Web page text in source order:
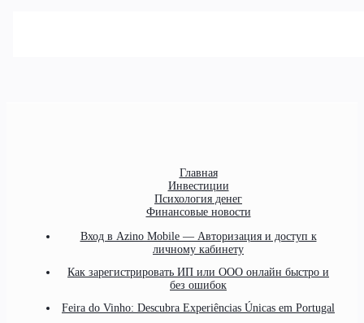
Главная
Инвестиции
Психология денег
Финансовые новости
Вход в Azino Mobile — Авторизация и доступ к
личному кабинету
Как зарегистрировать ИП или ООО онлайн быстро и
без ошибок
Feira do Vinho: Descubra Experiências Únicas em Portugal